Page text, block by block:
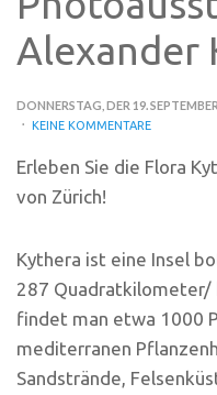
Alexander
DONNERSTAG, DER 19.
KEINE KOMMENTARE
Erleben Sie die Flora
von Zürich!
Kythera ist eine Insel
287 Quadratkilometer/
findet man etwa 1000
mediterranen
Sandstrände,